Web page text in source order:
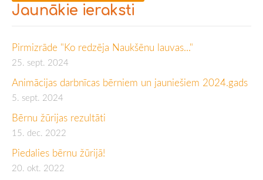
Jaunākie ieraksti
Pirmizrāde "Ko redzēja Naukšēnu lauvas..."
25. sept. 2024
Animācijas darbnīcas bērniem un jauniešiem 2024.gads
5. sept. 2024
Bērnu žūrijas rezultāti
15. dec. 2022
Piedalies bērnu žūrijā!
20. okt. 2022